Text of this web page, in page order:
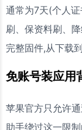
通常为7天(个人
刷、保资料刷、
完整固件,从下载
免账号装应用
苹果官方只允许
助手绕过这一限